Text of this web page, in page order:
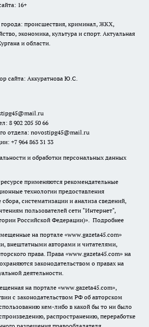
16+
происшествия, криминал, ЖКХ,
экономика, культура и спорт. Актуальная
и области.
сайта: Аккуратнова Ю.С.
8 902 205 50 66
отдела: novostipg45@mail.ru
+7 964 863 31 33
и обработки персональных данных
применяются рекомендательные
технологии предоставления
систематизации и анализа сведений,
пользователей сети "Интернет",
Российской Федерации)». Подробнее
на портале «www.gazeta45.com»
внештатными авторами и читателями,
права. Права «www.gazeta45.com» на
законодательством о правах на
деятельности.
на портале «www.gazeta45.com»,
с законодательством РФ об авторском
кем-либо в какой бы то ни было
распространению, переработке